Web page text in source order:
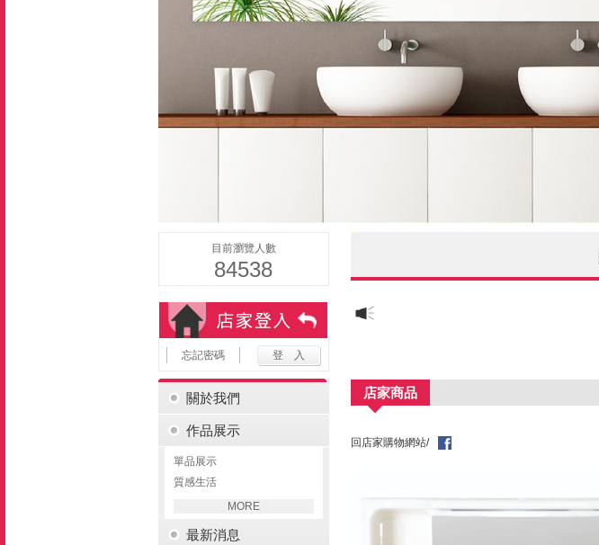
目前瀏覽人數
84538
忘記密碼
關於我們
作品展示
單品展示
質感生活
MORE
最新消息
店家商品
回店家購物網站/